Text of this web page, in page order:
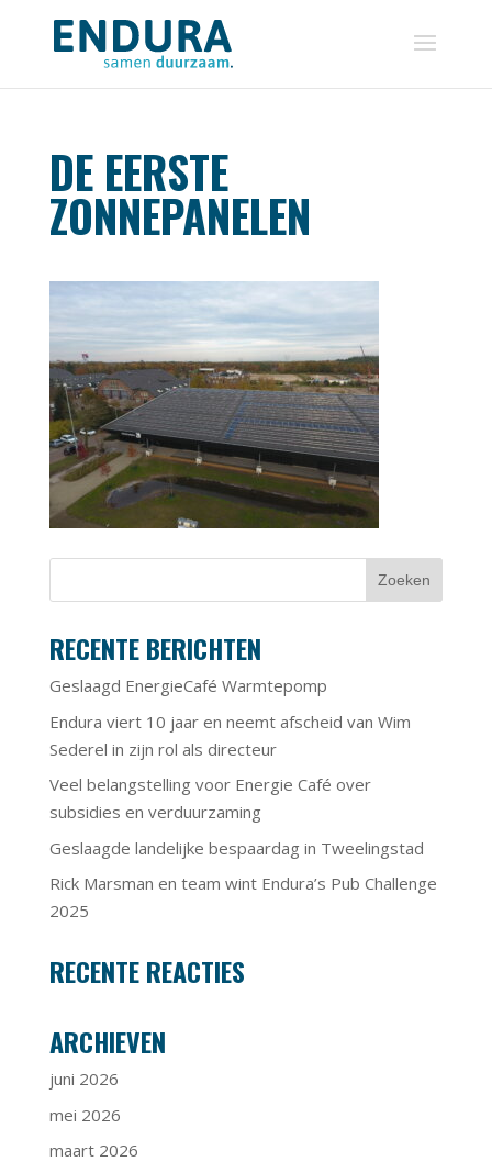
DE EERSTE
ZONNEPANELEN
RECENTE BERICHTEN
Geslaagd EnergieCafé Warmtepomp
Endura viert 10 jaar en neemt afscheid van Wim
Sederel in zijn rol als directeur
Veel belangstelling voor Energie Café over
subsidies en verduurzaming
Geslaagde landelijke bespaardag in Tweelingstad
Rick Marsman en team wint Endura’s Pub Challenge
2025
RECENTE REACTIES
ARCHIEVEN
juni 2026
mei 2026
maart 2026